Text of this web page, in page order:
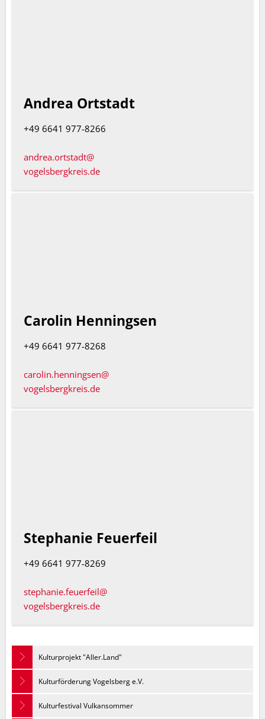
Andrea Ortstadt
+49 6641 977-8266
andrea.ortstadt@
vogelsbergkreis.de
Carolin Henningsen
+49 6641 977-8268
carolin.henningsen@
vogelsbergkreis.de
Stephanie Feuerfeil
+49 6641 977-8269
stephanie.feuerfeil@
vogelsbergkreis.de
Kulturprojekt "Aller.Land"
Kulturförderung Vogelsberg e.V.
Kulturfestival Vulkansommer